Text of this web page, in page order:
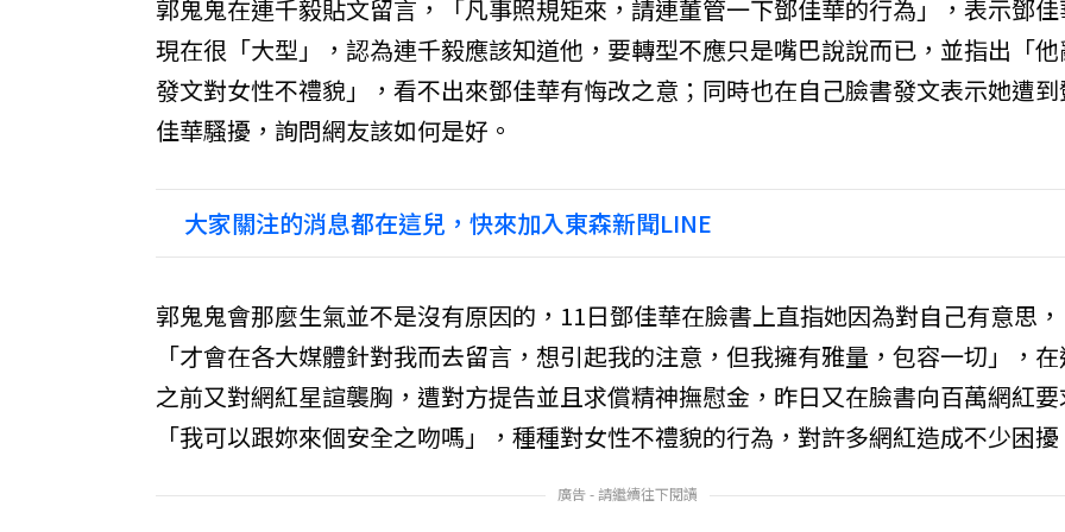
郭鬼鬼在連千毅貼文留言，「凡事照規矩來，請連董管一下鄧佳華的行為」，表示鄧
現在很「大型」，認為連千毅應該知道他，要轉型不應只是嘴巴說說而已，並指出「
發文對女性不禮貌」，看不出來鄧佳華有悔改之意；同時也在自己臉書發文表示她遭到
佳華騷擾，詢問網友該如何是好。
大家關注的消息都在這兒，快來加入東森新聞LINE
郭鬼鬼會那麼生氣並不是沒有原因的，11日鄧佳華在臉書上直指她因為對自己有意思，
「才會在各大媒體針對我而去留言，想引起我的注意，但我擁有雅量，包容一切」，在
之前又對網紅星諠襲胸，遭對方提告並且求償精神撫慰金，昨日又在臉書向百萬網紅要
「我可以跟妳來個安全之吻嗎」，種種對女性不禮貌的行為，對許多網紅造成不少困擾
廣告 - 請繼續往下閱讀